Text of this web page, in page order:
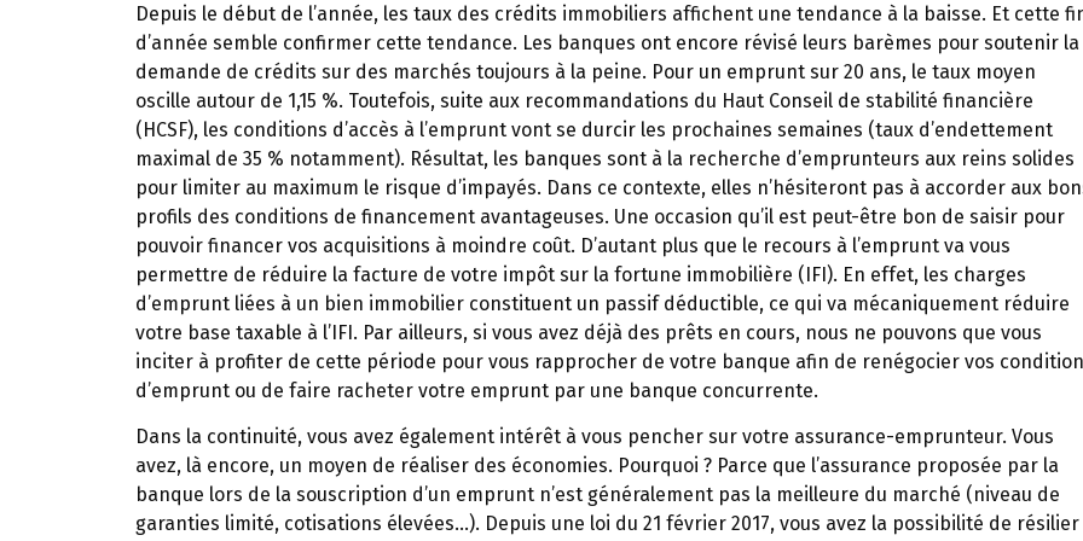
Depuis le début de l’année, les taux des crédits immobiliers affichent une tendance à la baisse. Et cette
d’année semble confirmer cette tendance. Les banques ont encore révisé leurs barèmes pour soutenir la
demande de crédits sur des marchés toujours à la peine. Pour un emprunt sur 20 ans, le taux moyen
oscille autour de 1,15 %. Toutefois, suite aux recommandations du Haut Conseil de stabilité financière
(HCSF), les conditions d’accès à l’emprunt vont se durcir les prochaines semaines (taux d’endettement
maximal de 35 % notamment). Résultat, les banques sont à la recherche d’emprunteurs aux reins solides
pour limiter au maximum le risque d’impayés. Dans ce contexte, elles n’hésiteront pas à accorder aux
profils des conditions de financement avantageuses. Une occasion qu’il est peut-être bon de saisir pour
pouvoir financer vos acquisitions à moindre coût. D’autant plus que le recours à l’emprunt va vous
permettre de réduire la facture de votre impôt sur la fortune immobilière (IFI). En effet, les charges
d’emprunt liées à un bien immobilier constituent un passif déductible, ce qui va mécaniquement réduire
votre base taxable à l’IFI. Par ailleurs, si vous avez déjà des prêts en cours, nous ne pouvons que vous
inciter à profiter de cette période pour vous rapprocher de votre banque afin de renégocier vos
d’emprunt ou de faire racheter votre emprunt par une banque concurrente.
Dans la continuité, vous avez également intérêt à vous pencher sur votre assurance-emprunteur. Vous
avez, là encore, un moyen de réaliser des économies. Pourquoi ? Parce que l’assurance proposée par la
banque lors de la souscription d’un emprunt n’est généralement pas la meilleure du marché (niveau de
garanties limité, cotisations élevées…). Depuis une loi du 21 février 2017, vous avez la possibilité de résilier